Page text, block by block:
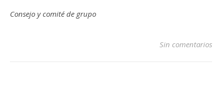
Consejo y comité de grupo
Sin comentarios